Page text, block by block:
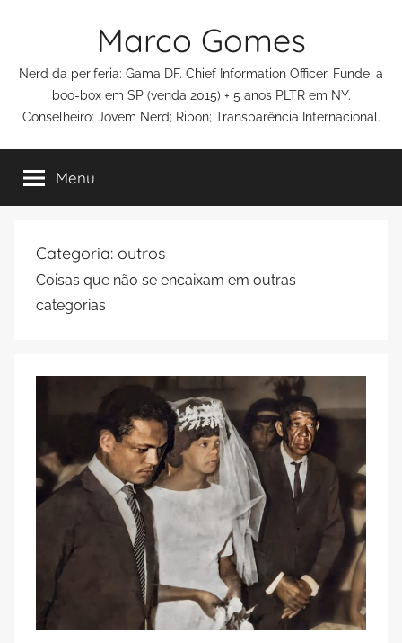
conteúdo
Marco Gomes
Nerd da periferia: Gama DF. Chief Information Officer. Fundei a
boo-box em SP (venda 2015) + 5 anos PLTR em NY.
Conselheiro: Jovem Nerd; Ribon; Transparência Internacional.
Menu
Categoria: outros
Coisas que não se encaixam em outras
categorias